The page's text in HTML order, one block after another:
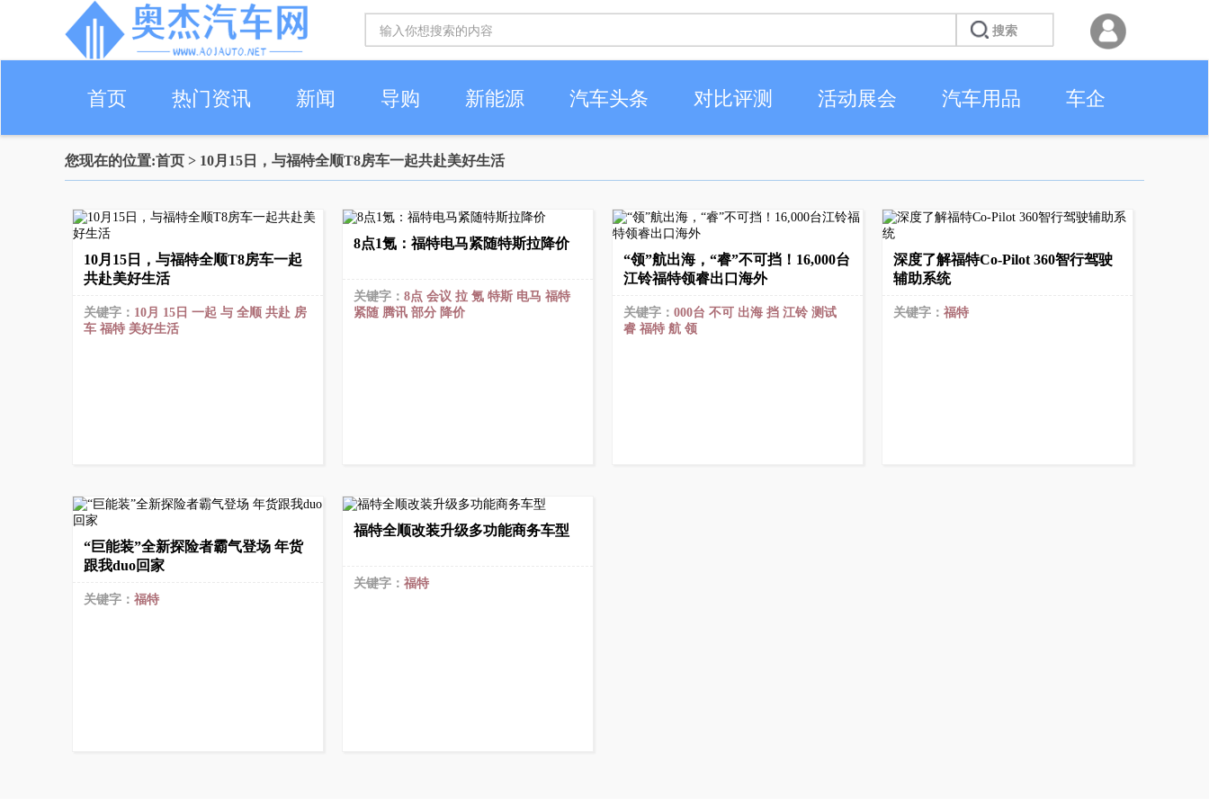
首页 热门资讯 新闻 导购 新能源 汽车头条 对比评测 活动展会 汽车用品 车企
您现在的位置:首页 > 10月15日，与福特全顺T8房车一起共赴美好生活
10月15日，与福特全顺T8房车一起
共赴美好生活
关键字： 10月 15日 一起 与 全顺 共赴 房
车 福特 美好生活
8点1氪：福特电马紧随特斯拉降价
关键字： 8点 会议 拉 氪 特斯 电马 福特
紧随 腾讯 部分 降价
“领”航出海，“睿”不可挡！16,000台
江铃福特领睿出口海外
关键字： 000台 不可 出海 挡 江铃 测试
睿 福特 航 领
深度了解福特Co-Pilot 360智行驾驶
辅助系统
关键字： 福特
“巨能装”全新探险者霸气登场 年货
跟我duo回家
关键字： 福特
福特全顺改装升级多功能商务车型
关键字： 福特